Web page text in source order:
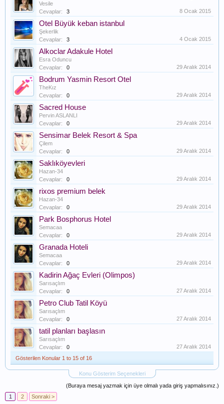
Vesile
Cevaplar:
3 8 Ocak 2015
Otel Büyük keban istanbul
Şekerlik
Cevaplar:
3 4 Ocak 2015
Alkoclar Adakule Hotel
Esra Oduncu
Cevaplar:
0 29 Aralık 2014
Bodrum Yasmin Resort Otel
TheKız
Cevaplar:
0 29 Aralık 2014
Sacred House
Pervin ASLANLI
Cevaplar:
0 29 Aralık 2014
Sensimar Belek Resort & Spa
Çilem
Cevaplar:
0 29 Aralık 2014
Saklıköyevleri
Hazan-34
Cevaplar:
0 29 Aralık 2014
rixos premium belek
Hazan-34
Cevaplar:
0 29 Aralık 2014
Park Bosphorus Hotel
Semacaa
Cevaplar:
0 29 Aralık 2014
Granada Hoteli
Semacaa
Cevaplar:
0 29 Aralık 2014
Kadirin Ağaç Evleri (Olimpos)
Sarısaçlım
Cevaplar:
0 27 Aralık 2014
Petro Club Tatil Köyü
Sarısaçlım
Cevaplar:
0 27 Aralık 2014
tatil planları başlasın
Sarısaçlım
Cevaplar:
0
27 Aralık 2014
Gösterilen Konular 1 to 15 of 16
Konu Gösterim Seçenekleri
(Buraya mesaj yazmak için üye olmalı yada giriş yapmalısınız.)
1
2 Sonraki >